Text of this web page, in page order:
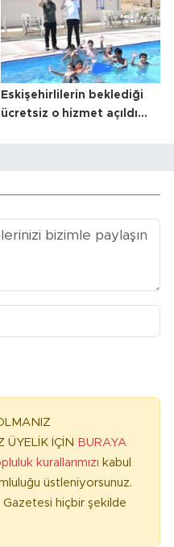
Eskişehirlilerin beklediği
ücretsiz o hizmet açıldı...
ÜYELİK İÇİN BURAYA
kurallarımızı kabul
üstleniyorsunuz.
Gazetesi hiçbir şekilde